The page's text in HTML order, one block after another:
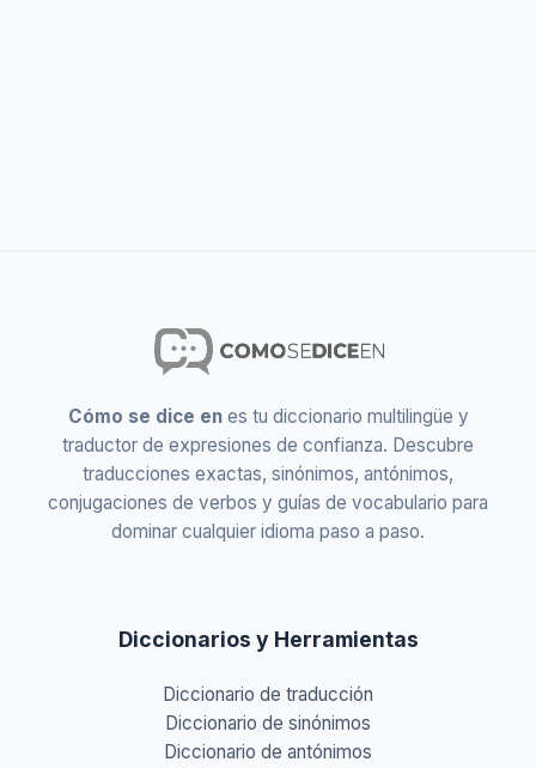
Cómo se dice enes tu diccionario multilingüe y
traductor de expresiones de confianza. Descubre
traducciones exactas, sinónimos, antónimos,
conjugaciones de verbos y guías de vocabulario para
dominar cualquier idioma paso a paso.
Diccionarios y Herramientas
Diccionario de traducción
Diccionario de sinónimos
Diccionario de antónimos